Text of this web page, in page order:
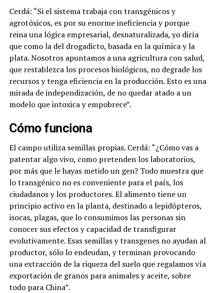
Cerdá: “Si el sistema trabaja con transgénicos y
agrotóxicos, es por su enorme ineficiencia y porque
reina una lógica empresarial, desnaturalizada, yo diría
que como la del drogadicto, basada en la química y la
plata. Nosotros apuntamos a una agricultura con salud,
que restablezca los procesos biológicos, no degrade los
recursos y tenga eficiencia en la producción. Esto es una
mirada de independización, de no quedar atado a un
modelo que intoxica y empobrece”.
Cómo funciona
El campo utiliza semillas propias. Cerdá: “¿Cómo vas a
patentar algo vivo, como pretenden los laboratorios,
por más que le hayas metido un gen? Todo muestra que
lo transgénico no es conveniente para el país, los
ciudadanos y los productores. El alimento tiene un
principio activo en la planta, destinado a lepidópteros,
isocas, plagas, que lo consumimos las personas sin
conocer sus efectos y capacidad de transfigurar
evolutivamente. Esas semillas y transgenes no ayudan al
productor, sólo lo endeudan, y terminan provocando
una extracción de la riqueza del suelo que regalamos vía
exportación de granos para animales y aceite, sobre
todo para China”.